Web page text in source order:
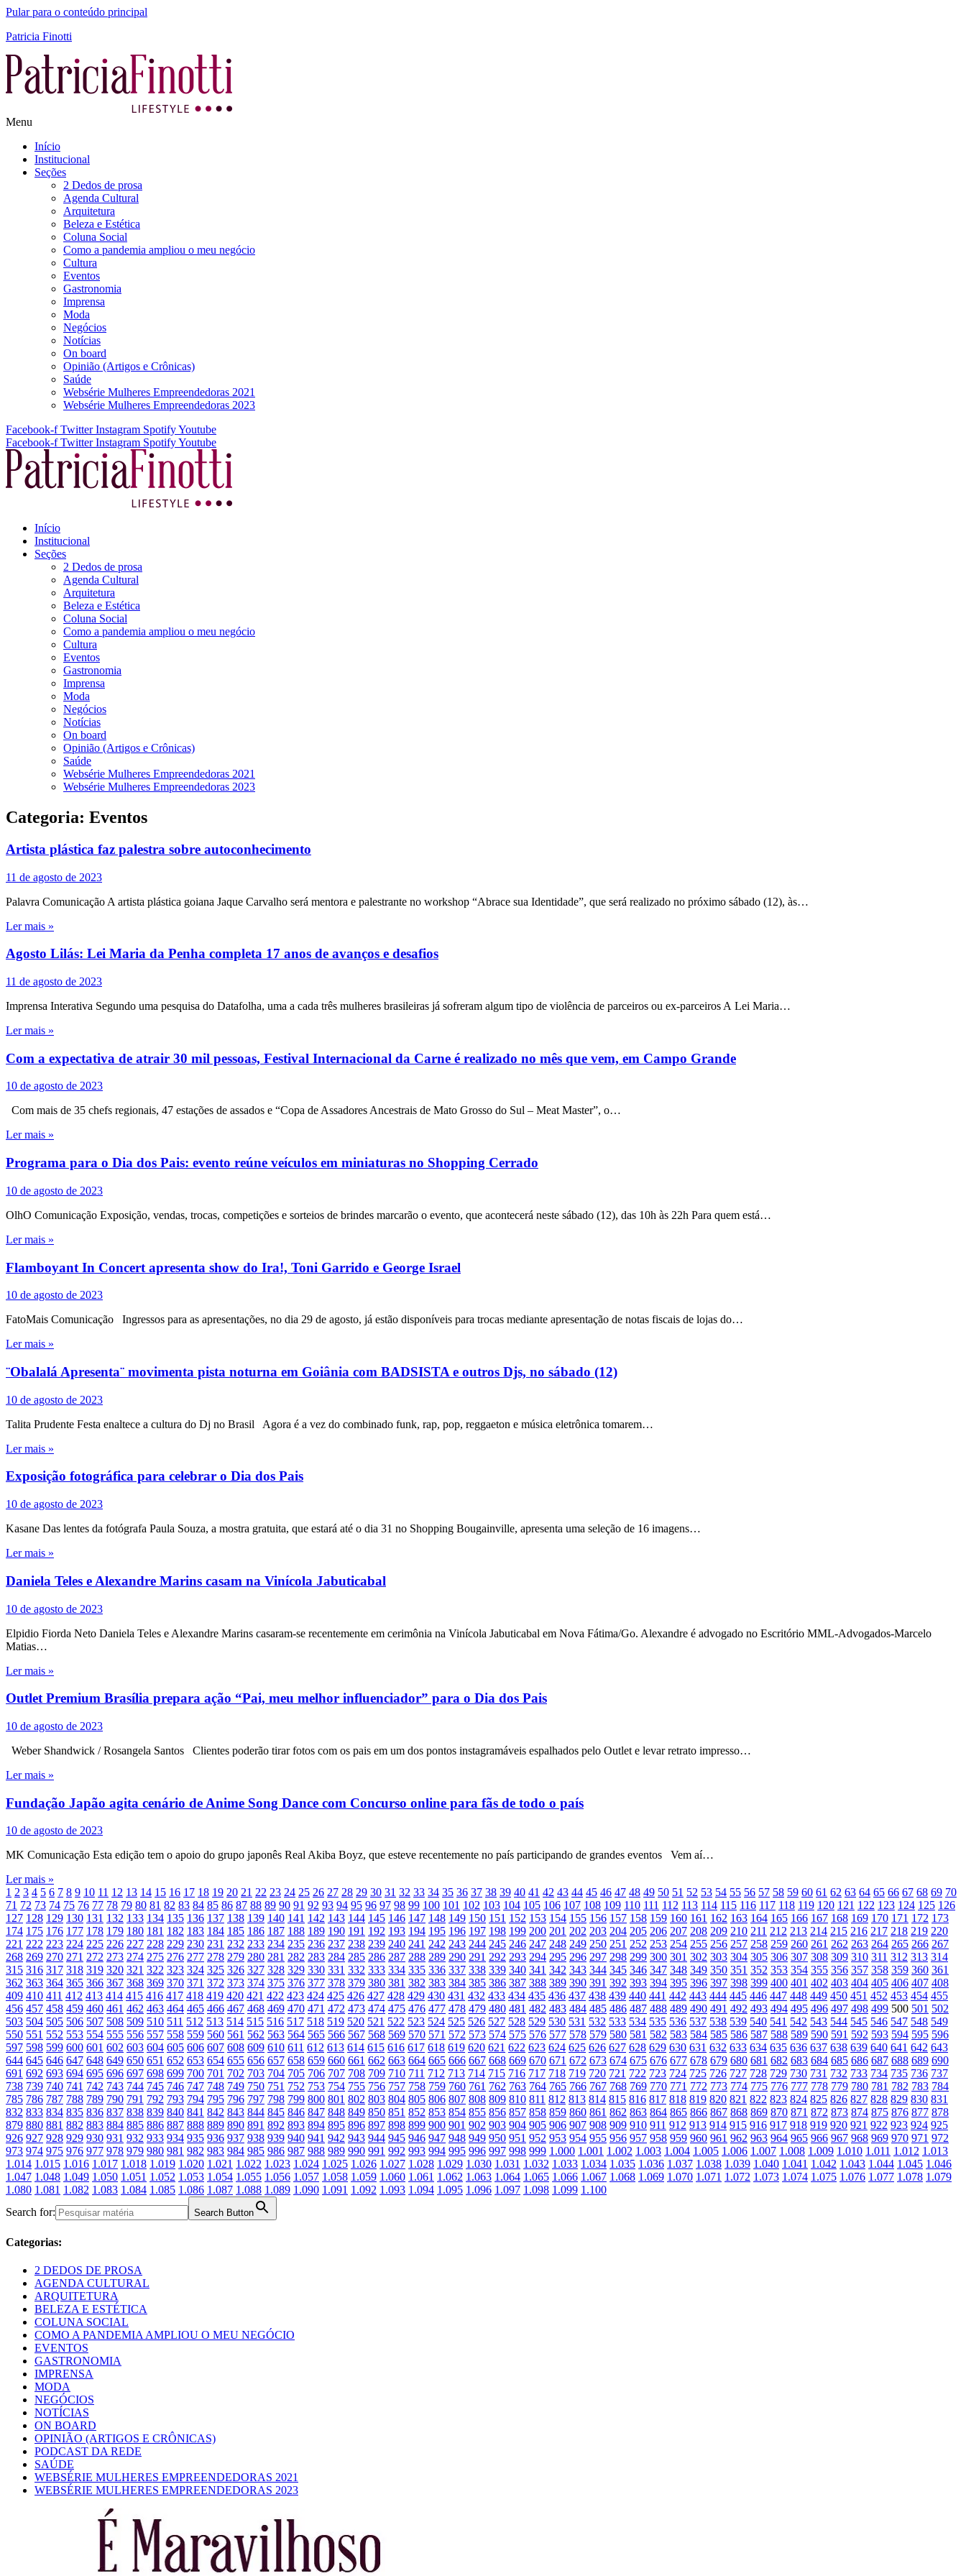
Pular para o conteúdo principal
Patricia Finotti
Menu
Início
Institucional
Seções
2 Dedos de prosa
Agenda Cultural
Arquitetura
Beleza e Estética
Coluna Social
Como a pandemia ampliou o meu negócio
Cultura
Eventos
Gastronomia
Imprensa
Moda
Negócios
Notícias
On board
Opinião (Artigos e Crônicas)
Saúde
Websérie Mulheres Empreendedoras 2021
Websérie Mulheres Empreendedoras 2023
Facebook-f Twitter Instagram SpotifyYoutube
Facebook-f Twitter Instagram SpotifyYoutube
Início
Institucional
Seções
2 Dedos de prosa
Agenda Cultural
Arquitetura
Beleza e Estética
Coluna Social
Como a pandemia ampliou o meu negócio
Cultura
Eventos
Gastronomia
Imprensa
Moda
Negócios
Notícias
On board
Opinião (Artigos e Crônicas)
Saúde
Websérie Mulheres Empreendedoras 2021
Websérie Mulheres Empreendedoras 2023
Categoria: Eventos
Artista plástica faz palestra sobre autoconhecimento
11 de agosto de 2023
Palavra Comunicação A artista plástica goiana Jaque Carvalho será mentora e palestrante no workshop “Abrace sua Identidade”, que será realizado no próximo sábado (12), às…
Ler mais »
Agosto Lilás: Lei Maria da Penha completa 17 anos de avanços e desafios
11 de agosto de 2023
Imprensa Interativa Segundo uma pesquisa do Datafolha, uma a cada três mulheres brasileiras já sofreram algum tipo de violência de parceiros ou ex-parceiros A Lei Maria…
Ler mais »
Com a expectativa de atrair 30 mil pessoas, Festival Internacional da Carne é realizado no mês que vem, em Campo Grande
10 de agosto de 2023
Com mais de 35 chefs regionais, 47 estações de assados e “Copa de Assadores Ancestrais de Mato Grosso do Sul – Meat Master”, o…
Ler mais »
Programa para o Dia dos Pais: evento reúne veículos em miniaturas no Shopping Cerrado
10 de agosto de 2023
OlhO Comunicação Exposição, vendas, trocas, competições e sorteios de brindes marcarão o evento, que acontecerá neste sábado (12), das 10h às 22h Para quem está…
Ler mais »
Flamboyant In Concert apresenta show do Ira!, Toni Garrido e George Israel
10 de agosto de 2023
FatoMais Comunicação Ingressos para as apresentações, no dia 29 de agosto, já estão disponíveis para trocas mediante apresentação de notas fiscais de lojas do…
Ler mais »
¨Obalalá Apresenta¨ movimenta pista noturna em Goiânia com BADSISTA e outros Djs, no sábado (12)
10 de agosto de 2023
Talita Prudente Festa enaltece a cultura do Dj no Brasil Agora é a vez do combinado funk, rap, pop, reggaeton e música eletrônica tomarem…
Ler mais »
Exposição fotográfica para celebrar o Dia dos Pais
10 de agosto de 2023
Kasane Das lentes da fotógrafa Paula Souza, a mostra gratuita, que estará até o dia 31 no Shopping Bougainville, apresenta uma seleção de 16 imagens…
Ler mais »
Daniela Teles e Alexandre Marins casam na Vinícola Jabuticabal
10 de agosto de 2023
Elpidio Fiorda Neto Daniela Teles e Alexandre Marins casaram-se recentemente em cerimônia na Vinícola Jabuticabal em Nova Fátima/Go. Alexandre é advogado no Escritório MML-Advogados-Marcelo
Matias…
Ler mais »
Outlet Premium Brasília prepara ação “Pai, meu melhor influenciador” para o Dia dos Pais
10 de agosto de 2023
Weber Shandwick / Rosangela Santos Clientes poderão tirar fotos com os pais em um dos pontos instagramáveis espalhados pelo Outlet e levar retrato impresso…
Ler mais »
Fundação Japão agita cenário de Anime Song Dance com Concurso online para fãs de todo o país
10 de agosto de 2023
MK Comunicação Esta edição tem o apoio do grupo japonês Real Akiba Boyz, que esteve recentemente no país participando de grandes eventos Vem aí…
Ler mais »
1 2 3 4 5 6 7 8 9 10 11 12 13 14 15 16 17 18 19 20 21 22 23 24 25 26 27 28 29 30 31 32 33 34 35 36 37 38 39 40 41 42 43 44 45 46 47 48 49 50 51 52 53 54 55 56 57 58 59 60 61 62 63 64 65 66 67 68 69 70
71 72 73 74 75 76 77 78 79 80 81 82 83 84 85 86 87 88 89 90 91 92 93 94 95 96 97 98 99 100 101 102 103 104 105 106 107 108 109 110 111 112 113 114 115 116 117 118 119 120 121 122 123 124 125 126
127 128 129 130 131 132 133 134 135 136 137 138 139 140 141 142 143 144 145 146 147 148 149 150 151 152 153 154 155 156 157 158 159 160 161 162 163 164 165 166 167 168 169 170 171 172 173
174 175 176 177 178 179 180 181 182 183 184 185 186 187 188 189 190 191 192 193 194 195 196 197 198 199 200 201 202 203 204 205 206 207 208 209 210 211 212 213 214 215 216 217 218 219 220
221 222 223 224 225 226 227 228 229 230 231 232 233 234 235 236 237 238 239 240 241 242 243 244 245 246 247 248 249 250 251 252 253 254 255 256 257 258 259 260 261 262 263 264 265 266 267
268 269 270 271 272 273 274 275 276 277 278 279 280 281 282 283 284 285 286 287 288 289 290 291 292 293 294 295 296 297 298 299 300 301 302 303 304 305 306 307 308 309 310 311 312 313 314
315 316 317 318 319 320 321 322 323 324 325 326 327 328 329 330 331 332 333 334 335 336 337 338 339 340 341 342 343 344 345 346 347 348 349 350 351 352 353 354 355 356 357 358 359 360 361
362 363 364 365 366 367 368 369 370 371 372 373 374 375 376 377 378 379 380 381 382 383 384 385 386 387 388 389 390 391 392 393 394 395 396 397 398 399 400 401 402 403 404 405 406 407 408
409 410 411 412 413 414 415 416 417 418 419 420 421 422 423 424 425 426 427 428 429 430 431 432 433 434 435 436 437 438 439 440 441 442 443 444 445 446 447 448 449 450 451 452 453 454 455
456 457 458 459 460 461 462 463 464 465 466 467 468 469 470 471 472 473 474 475 476 477 478 479 480 481 482 483 484 485 486 487 488 489 490 491 492 493 494 495 496 497 498 499 500 501 502
503 504 505 506 507 508 509 510 511 512 513 514 515 516 517 518 519 520 521 522 523 524 525 526 527 528 529 530 531 532 533 534 535 536 537 538 539 540 541 542 543 544 545 546 547 548 549
550 551 552 553 554 555 556 557 558 559 560 561 562 563 564 565 566 567 568 569 570 571 572 573 574 575 576 577 578 579 580 581 582 583 584 585 586 587 588 589 590 591 592 593 594 595 596
597 598 599 600 601 602 603 604 605 606 607 608 609 610 611 612 613 614 615 616 617 618 619 620 621 622 623 624 625 626 627 628 629 630 631 632 633 634 635 636 637 638 639 640 641 642 643
644 645 646 647 648 649 650 651 652 653 654 655 656 657 658 659 660 661 662 663 664 665 666 667 668 669 670 671 672 673 674 675 676 677 678 679 680 681 682 683 684 685 686 687 688 689 690
691 692 693 694 695 696 697 698 699 700 701 702 703 704 705 706 707 708 709 710 711 712 713 714 715 716 717 718 719 720 721 722 723 724 725 726 727 728 729 730 731 732 733 734 735 736 737
738 739 740 741 742 743 744 745 746 747 748 749 750 751 752 753 754 755 756 757 758 759 760 761 762 763 764 765 766 767 768 769 770 771 772 773 774 775 776 777 778 779 780 781 782 783 784
785 786 787 788 789 790 791 792 793 794 795 796 797 798 799 800 801 802 803 804 805 806 807 808 809 810 811 812 813 814 815 816 817 818 819 820 821 822 823 824 825 826 827 828 829 830 831
832 833 834 835 836 837 838 839 840 841 842 843 844 845 846 847 848 849 850 851 852 853 854 855 856 857 858 859 860 861 862 863 864 865 866 867 868 869 870 871 872 873 874 875 876 877 878
879 880 881 882 883 884 885 886 887 888 889 890 891 892 893 894 895 896 897 898 899 900 901 902 903 904 905 906 907 908 909 910 911 912 913 914 915 916 917 918 919 920 921 922 923 924 925
926 927 928 929 930 931 932 933 934 935 936 937 938 939 940 941 942 943 944 945 946 947 948 949 950 951 952 953 954 955 956 957 958 959 960 961 962 963 964 965 966 967 968 969 970 971 972
973 974 975 976 977 978 979 980 981 982 983 984 985 986 987 988 989 990 991 992 993 994 995 996 997 998 999 1.000 1.001 1.002 1.003 1.004 1.005 1.006 1.007 1.008 1.009 1.010 1.011 1.012 1.013
1.014 1.015 1.016 1.017 1.018 1.019 1.020 1.021 1.022 1.023 1.024 1.025 1.026 1.027 1.028 1.029 1.030 1.031 1.032 1.033 1.034 1.035 1.036 1.037 1.038 1.039 1.040 1.041 1.042 1.043 1.044 1.045 1.046
1.047 1.048 1.049 1.050 1.051 1.052 1.053 1.054 1.055 1.056 1.057 1.058 1.059 1.060 1.061 1.062 1.063 1.064 1.065 1.066 1.067 1.068 1.069 1.070 1.071 1.072 1.073 1.074 1.075 1.076 1.077 1.078 1.079
1.080 1.081 1.082 1.083 1.084 1.085 1.086 1.087 1.088 1.089 1.090 1.091 1.092 1.093 1.094 1.095 1.096 1.097 1.098 1.099 1.100
Search for:
Search Button
Categorias:
2 DEDOS DE PROSA
AGENDA CULTURAL
ARQUITETURA
BELEZA E ESTÉTICA
COLUNA SOCIAL
COMO A PANDEMIA AMPLIOU O MEU NEGÓCIO
EVENTOS
GASTRONOMIA
IMPRENSA
MODA
NEGÓCIOS
NOTÍCIAS
ON BOARD
OPINIÃO (ARTIGOS E CRÔNICAS)
PODCAST DA REDE
SAÚDE
WEBSÉRIE MULHERES EMPREENDEDORAS 2021
WEBSÉRIE MULHERES EMPREENDEDORAS 2023